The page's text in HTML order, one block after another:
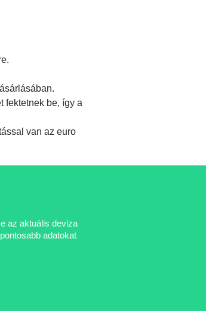
fektetnek be, így a
van az euro
az aktuális deviza
adatokat